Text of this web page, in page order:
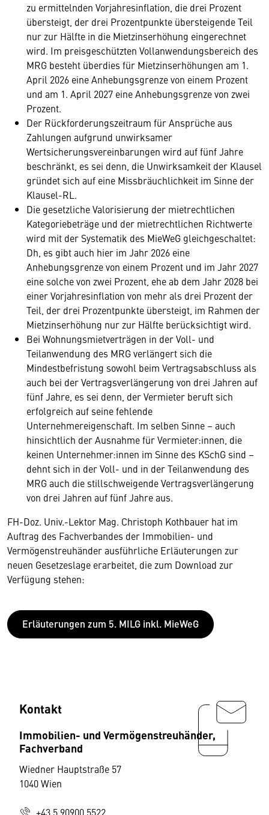
zu ermittelnden Vorjahresinflation, die drei Prozent
übersteigt, der drei Prozentpunkte übersteigende Teil
nur zur Hälfte in die Mietzinserhöhung eingerechnet
wird. Im preisgeschützten Vollanwendungsbereich des
MRG besteht überdies für Mietzinserhöhungen am 1.
April 2026 eine Anhebungsgrenze von einem Prozent
und am 1. April 2027 eine Anhebungsgrenze von zwei
Prozent.
Der Rückforderungszeitraum für Ansprüche aus
Zahlungen aufgrund unwirksamer
Wertsicherungsvereinbarungen wird auf fünf Jahre
beschränkt, es sei denn, die Unwirksamkeit der Klausel
gründet sich auf eine Missbräuchlichkeit im Sinne der
Klausel-RL.
Die gesetzliche Valorisierung der mietrechtlichen
Kategoriebeträge und der mietrechtlichen Richtwerte
wird mit der Systematik des MieWeG gleichgeschaltet:
Dh, es gibt auch hier im Jahr 2026 eine
Anhebungsgrenze von einem Prozent und im Jahr 2027
eine solche von zwei Prozent, ehe ab dem Jahr 2028 bei
einer Vorjahresinflation von mehr als drei Prozent der
Teil, der drei Prozentpunkte übersteigt, im Rahmen der
Mietzinserhöhung nur zur Hälfte berücksichtigt wird.
Bei Wohnungsmietverträgen in der Voll- und
Teilanwendung des MRG verlängert sich die
Mindestbefristung sowohl beim Vertragsabschluss als
auch bei der Vertragsverlängerung von drei Jahren auf
fünf Jahre, es sei denn, der Vermieter beruft sich
erfolgreich auf seine fehlende
Unternehmereigenschaft. Im selben Sinne – auch
hinsichtlich der Ausnahme für Vermieter:innen, die
keinen Unternehmer:innen im Sinne des KSchG sind –
dehnt sich in der Voll- und in der Teilanwendung des
MRG auch die stillschweigende Vertragsverlängerung
von drei Jahren auf fünf Jahre aus.
FH-Doz. Univ.-Lektor Mag. Christoph Kothbauer hat im
Auftrag des Fachverbandes der Immobilien- und
Vermögenstreuhänder ausführliche Erläuterungen zur
neuen Gesetzeslage erarbeitet, die zum Download zur
Verfügung stehen:
Erläuterungen zum 5. MILG inkl. MieWeG
Kontakt
Immobilien- und Vermögenstreuhänder,
Fachverband
Wiedner Hauptstraße 57
1040 Wien
+43 5 90900 5522